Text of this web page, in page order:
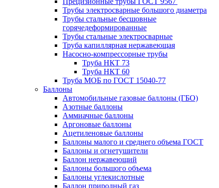
Трубы электросварные большого диаметра
Трубы стальные бесшовные
горячедеформированные
Трубы стальные электросварные
Труба капиллярная нержавеющая
Насосно-компрессорные трубы
Труба НКТ 73
Труба НКТ 60
Труба МОБ по ГОСТ 15040-77
Баллоны
Автомобильные газовые баллоны (ГБО)
Азотные баллоны
Аммиачные баллоны
Аргоновые баллоны
Ацетиленовые баллоны
Баллоны малого и среднего объема ГОСТ
Баллоны и огнетушители
Баллон нержавеющий
Баллоны большого объема
Баллоны углекислотные
Баллон природный газ